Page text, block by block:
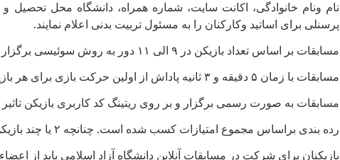
نام ونام خانوادگی، اکانت سایت، شماره همراه، دانشگاه محل
پرسنلی برای اساتید وکارکنان را به مسئول تربیت بدنی اعلام نمایند.
مسابقات بر اساس تعداد بازیکن در ۹ الی ۱۱ دور به روش سوئیسی برگزار می گردد.
مسابقات با زمان ۵ دقیقه و ۳ ثانیه پاداش از اولین حرکت بازی برای هر بازیکن انجام خواهد شد.
مسابقات به صورت رسمی برگزار و بر روی ریتینگ کد کاربری بازیکن
رده بندی براساس مجموع امتیازات کسب شده است. چنانچه ۲ یا چند بازیکن امتیاز یکسان کسب کنند پوئن شکنی لحاظ می گردد.
بازیکنان برای شرکت در مسابقات آنلاین دانشگاه آزاد اسلامی باید از